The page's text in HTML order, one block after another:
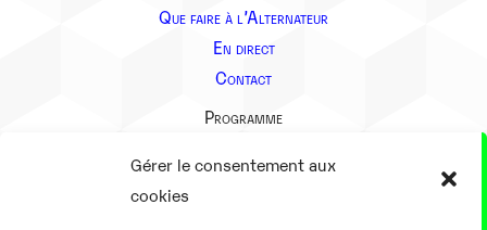
Gérer le consentement aux
cookies
Que faire à l’Alternateur
En direct
Contact
Programme
Présentation